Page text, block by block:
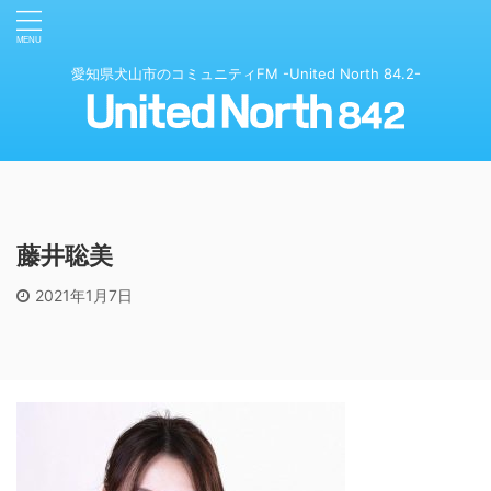
愛知県犬山市のコミュニティFM -United North 84.2-
藤井聡美
2021年1月7日